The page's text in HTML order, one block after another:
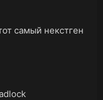
т
самый некстген